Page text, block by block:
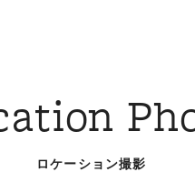
ロケーション撮影